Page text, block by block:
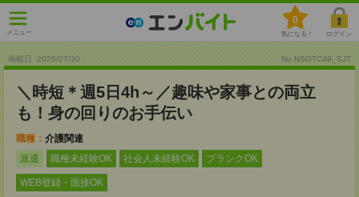
メニュー
0
気になる！ ログイン
掲載日 :2026/07/30 No.NSGTC49_SJT
＼時短＊週5日4h～／趣味や家事との両立
も！身の回りのお手伝い
職種： 介護関連
派遣
職種未経験OK 社会人未経験OK ブランクOK
WEB登録・面接OK